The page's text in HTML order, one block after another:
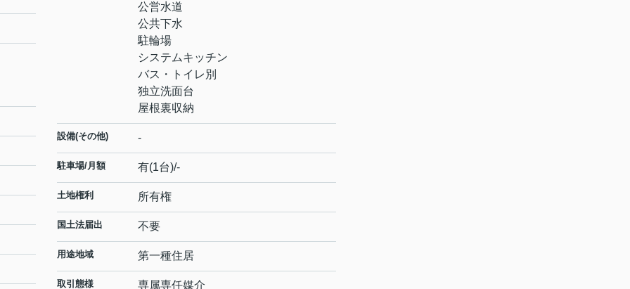
公営水道
公共下水
駐輪場
システムキッチン
バス・トイレ別
独立洗面台
屋根裏収納
設備(その他) -
駐車場/月額 有(1台)/-
土地権利 所有権
国土法届出 不要
用途地域 第一種住居
取引態様 専属専任媒介